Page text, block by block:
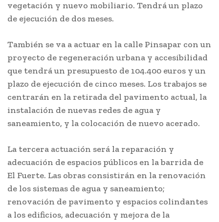
vegetación y nuevo mobiliario. Tendrá un plazo
de ejecución de dos meses.
También se va a actuar en la calle Pinsapar con un
proyecto de regeneración urbana y accesibilidad
que tendrá un presupuesto de 104.400 euros y un
plazo de ejecución de cinco meses. Los trabajos se
centrarán en la retirada del pavimento actual, la
instalación de nuevas redes de agua y
saneamiento, y la colocación de nuevo acerado.
La tercera actuación será la reparación y
adecuación de espacios públicos en la barrida de
El Fuerte. Las obras consistirán en la renovación
de los sistemas de agua y saneamiento;
renovación de pavimento y espacios colindantes
a los edificios, adecuación y mejora de la